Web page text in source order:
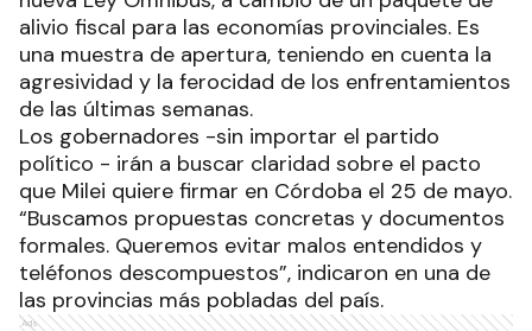
alivio fiscal para las economías provinciales. Es
una muestra de apertura, teniendo en cuenta la
agresividad y la ferocidad de los enfrentamientos
de las últimas semanas.
Los gobernadores -sin importar el partido
político - irán a buscar claridad sobre el pacto
que Milei quiere firmar en Córdoba el 25 de mayo.
“Buscamos propuestas concretas y documentos
formales. Queremos evitar malos entendidos y
teléfonos descompuestos”, indicaron en una de
las provincias más pobladas del país.
Ads